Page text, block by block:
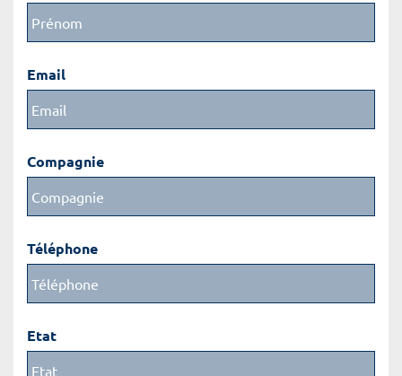
Email
Compagnie
Téléphone
Etat